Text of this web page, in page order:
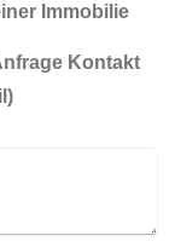
Immobilie
Kontakt